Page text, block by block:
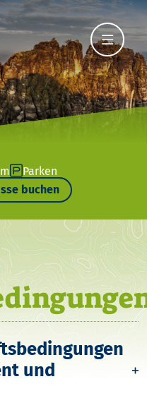
Parken
buchen
und